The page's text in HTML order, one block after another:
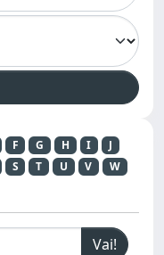
F G H I
J
S T U V
W